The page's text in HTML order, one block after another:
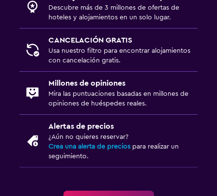
Descubre más de 3 millones de ofertas de
hoteles y alojamientos en un solo lugar.
CANCELACIÓN GRATIS
Usa nuestro filtro para encontrar alojamientos
con cancelación gratis.
Millones de opiniones
Mira las puntuaciones basadas en millones de
opiniones de huéspedes reales.
Alertas de precios
¿Aún no quieres reservar?
Crea una alerta de precios para realizar un
seguimiento.